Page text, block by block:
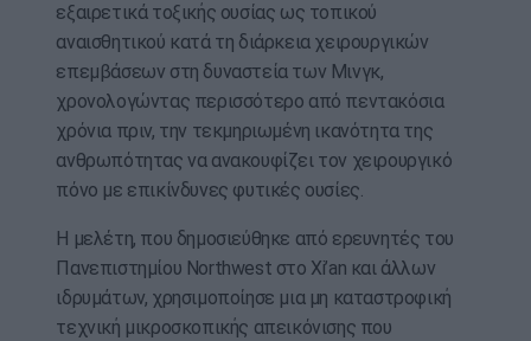
εξαιρετικά τοξικής ουσίας ως τοπικού
αναισθητικού κατά τη διάρκεια χειρουργικών
επεμβάσεων στη δυναστεία των Μινγκ,
χρονολογώντας περισσότερο από πεντακόσια
χρόνια πριν, την τεκμηριωμένη ικανότητα της
ανθρωπότητας να ανακουφίζει τον χειρουργικό
πόνο με επικίνδυνες φυτικές ουσίες.
Η μελέτη, που δημοσιεύθηκε από ερευνητές του
Πανεπιστημίου Northwest στο Xi’an και άλλων
ιδρυμάτων, χρησιμοποίησε μια μη καταστροφική
τεχνική μικροσκοπικής απεικόνισης που